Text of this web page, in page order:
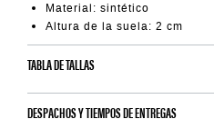
Material: sintético
Altura de la suela: 2 cm
TABLA DE TALLAS
DESPACHOS Y TIEMPOS DE ENTREGAS